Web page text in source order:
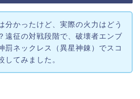
分かったけど、実際の火力はどう
遠征の対戦段階で、破壊者エンブ
罰ネックレス（異星神錬）でスコ
してみました。